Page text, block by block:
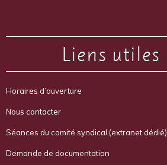
Liens utiles
Horaires d’ouverture
Nous contacter
Séances du comité syndical (extranet dédié)
Demande de documentation